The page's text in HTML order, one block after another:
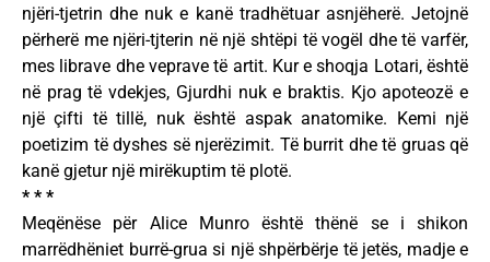
njëri-tjetrin dhe nuk e kanë tradhëtuar asnjëherë. Jetojnë
përherë me njëri-tjterin në një shtëpi të vogël dhe të varfër,
mes librave dhe veprave të artit. Kur e shoqja Lotari, është
në prag të vdekjes, Gjurdhi nuk e braktis. Kjo apoteozë e
një çifti të tillë, nuk është aspak anatomike. Kemi një
poetizim të dyshes së njerëzimit. Të burrit dhe të gruas që
kanë gjetur një mirëkuptim të plotë.
* * *
Meqënëse për Alice Munro është thënë se i shikon
marrëdhëniet burrë-grua si një shpërbërje të jetës, madje e